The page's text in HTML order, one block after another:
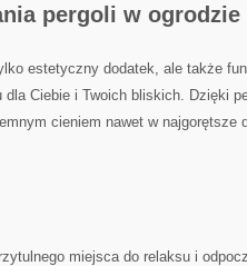
pergoli w ​ogrodzie
estetyczny dodatek, ale także
dla Ciebie i Twoich bliskich. Dzięki
cieniem nawet w najgorętsze‌
miejsca do relaksu i